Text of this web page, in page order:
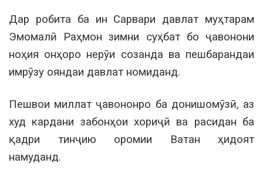
Дар робита ба ин Сарвари давлат муҳтарам
Эмомалӣ Раҳмон зимни суҳбат бо ҷавонони
ноҳия онҳоро нерӯи созанда ва пешбарандаи
имрӯзу ояндаи давлат номиданд.
Пешвои миллат ҷавононро ба донишомӯзӣ, аз
худ кардани забонҳои хориҷӣ ва расидан ба
қадри тинҷию оромии Ватан ҳидоят
намуданд.